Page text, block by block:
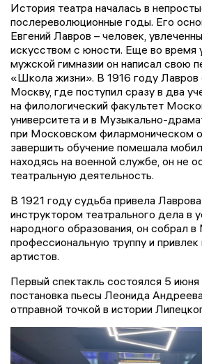
История театра началась в
послереволюционные годы. Его
Евгений Лавров – человек,
искусством с юности. Еще во время
мужской гимназии он написал свою
«Школа жизни». В 1916 году Лавров
Москву, где поступил сразу в два
на филологический факультет
университета и в Музыкально-
при Московском филармоническом
завершить обучение помешала
находясь на военной службе, он не
театральную деятельность.
В 1921 году судьба привела
инструктором театрального дела в
народного образования, он собрал
профессиональную труппу и
артистов.
Первый спектакль состоялся 5
постановка пьесы Леонида
отправной точкой в истории